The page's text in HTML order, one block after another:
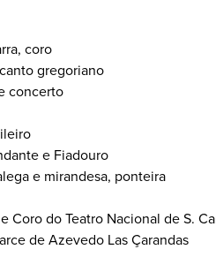
coro
gregoriano
concerto
e Fiadouro
e mirandesa, ponteira
Coro do Teatro Nacional de S.
de Azevedo Las Çarandas